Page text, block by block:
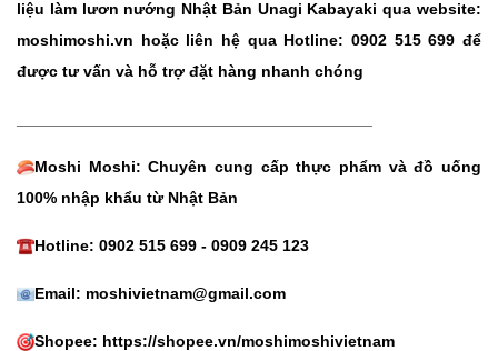
liệu làm lươn nướng Nhật Bản Unagi Kabayaki qua website:
moshimoshi.vn hoặc liên hệ qua Hotline: 0902 515 699 để
được tư vấn và hỗ trợ đặt hàng nhanh chóng
Moshi Moshi: Chuyên cung cấp thực phẩm và đồ uống
100% nhập khẩu từ Nhật Bản
Hotline: 0902 515 699 - 0909 245 123
Email: moshivietnam@gmail.com
Shopee: https://shopee.vn/moshimoshivietnam